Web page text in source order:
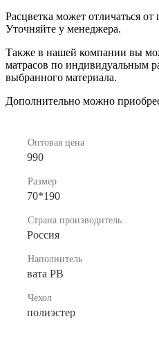
Расцветка может отличаться от
Уточняйте у менеджера.
Также в нашей компании вы
матрасов по индивидуальным
выбранного материала.
Дополнительно можно
Оптовая цена
990
Размер
70*190
Страна производитель
Россия
Наполнитель
вата РВ
Чехол
полиэстер